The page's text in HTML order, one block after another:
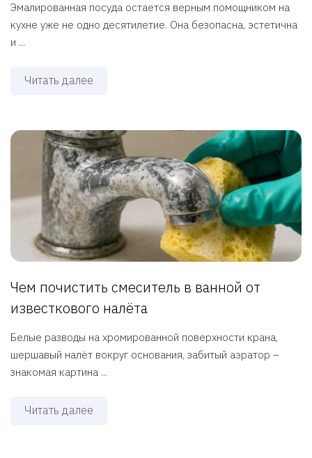
Эмалированная посуда остается верным помощником на
кухне уже не одно десятилетие. Она безопасна, эстетична
и ...
Читать далее
Чем почистить смеситель в ванной от
известкового налёта
Белые разводы на хромированной поверхности крана,
шершавый налёт вокруг основания, забитый аэратор –
знакомая картина ...
Читать далее